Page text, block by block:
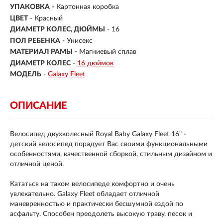
УПАКОВКА - Картонная коробка
ЦВЕТ - Красный
ДИАМЕТР КОЛЕС, ДЮЙМЫ
- 16
ПОЛ РЕБЕНКА - Унисекс
МАТЕРИАЛ РАМЫ
- Магниевый сплав
ДИАМЕТР КОЛЕС - 16 дюймов
МОДЕЛЬ - Galaxy Fleet
ОПИСАНИЕ
Велосипед двухколесный Royal Baby Galaxy Fleet 16" -
детский велосипед порадует Вас своими функциональными
особенностями, качественной сборкой, стильным дизайном и
отличной ценой.
Кататься на таком велосипеде комфортно и очень
увлекательно. Galaxy Fleet обладает отличной
маневренностью и практически бесшумной ездой по
асфальту. Способен преодолеть высокую траву, песок и